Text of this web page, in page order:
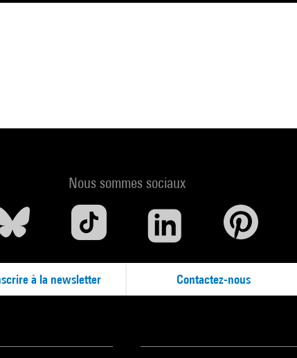
Nous sommes sociaux
à la newsletter Contactez-nous